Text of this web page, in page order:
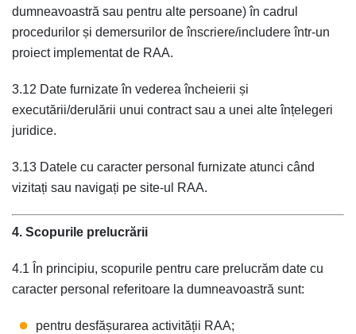
dumneavoastră sau pentru alte persoane) în cadrul
procedurilor și demersurilor de înscriere/includere într-un
proiect implementat de RAA.
3.12 Date furnizate în vederea încheierii și
executării/derulării unui contract sau a unei alte înțelegeri
juridice.
3.13 Datele cu caracter personal furnizate atunci când
vizitați sau navigați pe site-ul RAA.
4. Scopurile prelucrării
4.1 În principiu, scopurile pentru care prelucrăm date cu
caracter personal referitoare la dumneavoastră sunt:
pentru desfășurarea activității RAA;